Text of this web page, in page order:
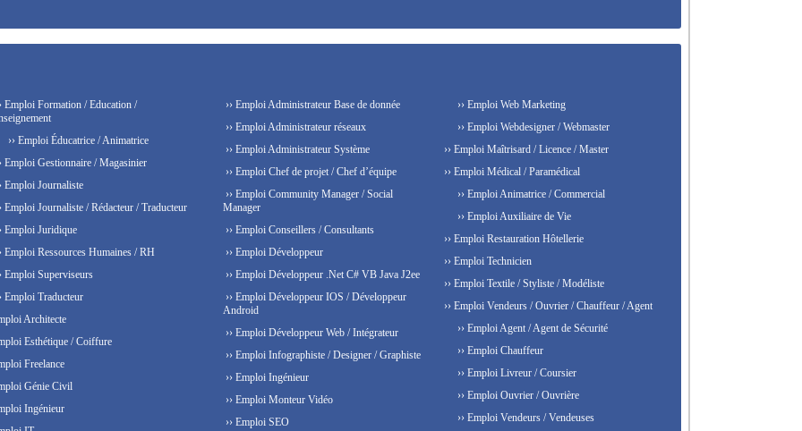
Emploi Formation / Education /
›› Emploi Éducatrice / Animatrice
Emploi Gestionnaire / Magasinier
Emploi Journaliste
Emploi Journaliste / Rédacteur / Traducteur
Emploi Juridique
Emploi Ressources Humaines / RH
Emploi Superviseurs
Emploi Traducteur
Architecte
Esthétique / Coiffure
Freelance
Génie Civil
Ingénieur
›› Emploi Administrateur Base de donnée
›› Emploi Administrateur réseaux
›› Emploi Administrateur Système
›› Emploi Chef de projet / Chef d’équipe
›› Emploi Community Manager / Social
Manager
›› Emploi Conseillers / Consultants
›› Emploi Développeur
›› Emploi Développeur .Net C# VB Java J2ee
›› Emploi Développeur IOS / Développeur
Android
›› Emploi Développeur Web / Intégrateur
›› Emploi Infographiste / Designer / Graphiste
›› Emploi Ingénieur
›› Emploi Monteur Vidéo
›› Emploi SEO
›› Emploi Web Marketing
›› Emploi Webdesigner / Webmaster
›› Emploi Maîtrisard / Licence / Master
›› Emploi Médical / Paramédical
›› Emploi Animatrice / Commercial
›› Emploi Auxiliaire de Vie
›› Emploi Restauration Hôtellerie
›› Emploi Technicien
›› Emploi Textile / Styliste / Modéliste
›› Emploi Vendeurs / Ouvrier / Chauffeur / Agent
›› Emploi Agent / Agent de Sécurité
›› Emploi Chauffeur
›› Emploi Livreur / Coursier
›› Emploi Ouvrier / Ouvrière
›› Emploi Vendeurs / Vendeuses